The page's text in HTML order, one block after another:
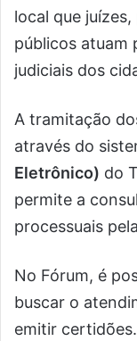
local que
públicos atuam
judiciais dos
A tramitação
através do
Eletrônico) do
permite a
processuais
No Fórum, é
buscar o
emitir